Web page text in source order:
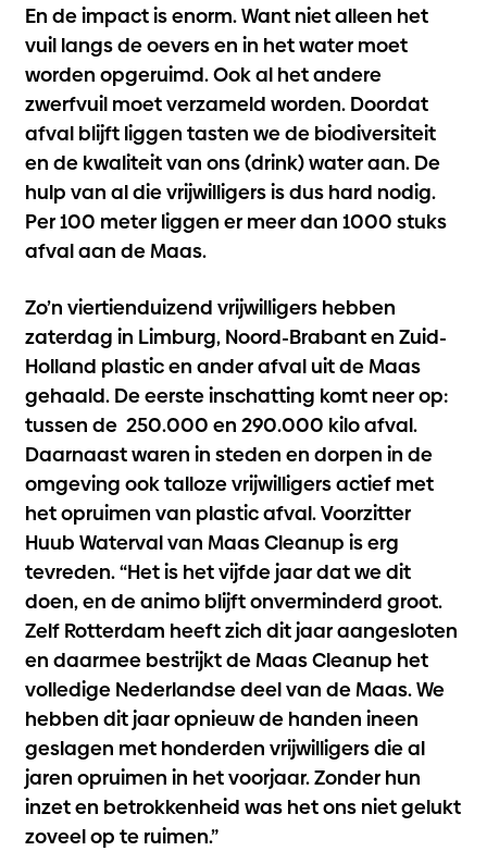
En de impact is enorm. Want niet alleen het
vuil langs de oevers en in het water moet
worden opgeruimd. Ook al het andere
zwerfvuil moet verzameld worden. Doordat
afval blijft liggen tasten we de biodiversiteit
en de kwaliteit van ons (drink) water aan. De
hulp van al die vrijwilligers is dus hard nodig.
Per 100 meter liggen er meer dan 1000 stuks
afval aan de Maas.
Zo’n viertienduizend vrijwilligers hebben
zaterdag in Limburg, Noord-Brabant en Zuid-
Holland plastic en ander afval uit de Maas
gehaald. De eerste inschatting komt neer op:
tussen de 250.000 en 290.000 kilo afval.
Daarnaast waren in steden en dorpen in de
omgeving ook talloze vrijwilligers actief met
het opruimen van plastic afval. Voorzitter
Huub Waterval van Maas Cleanup is erg
tevreden. “Het is het vijfde jaar dat we dit
doen, en de animo blijft onverminderd groot.
Zelf Rotterdam heeft zich dit jaar aangesloten
en daarmee bestrijkt de Maas Cleanup het
volledige Nederlandse deel van de Maas. We
hebben dit jaar opnieuw de handen ineen
geslagen met honderden vrijwilligers die al
jaren opruimen in het voorjaar. Zonder hun
inzet en betrokkenheid was het ons niet gelukt
zoveel op te ruimen.”